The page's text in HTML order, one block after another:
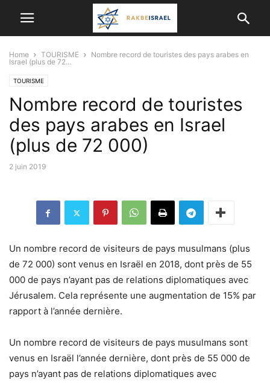
Home TOURISME
Nombre record de touristes des pays arabes en
Israel (plus de 72...
TOURISME
Nombre record de touristes
des pays arabes en Israel
(plus de 72 000)
2 juin 2019
Un nombre record de visiteurs de pays musulmans (plus
de 72 000) sont venus en Israël en 2018, dont près de 55
000 de pays n’ayant pas de relations diplomatiques avec
Jérusalem. Cela représente une augmentation de 15% par
rapport à l’année dernière.
Un nombre record de visiteurs de pays musulmans sont
venus en Israël l’année dernière, dont près de 55 000 de
pays n’ayant pas de relations diplomatiques avec